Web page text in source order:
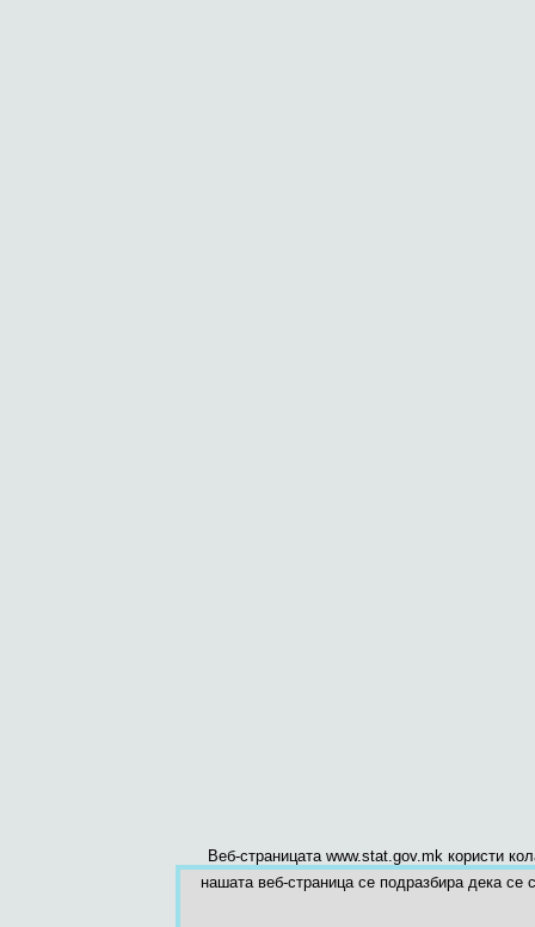
Веб-страницата www.stat.gov.mk користи
нашата веб-страница се подразбира дека се